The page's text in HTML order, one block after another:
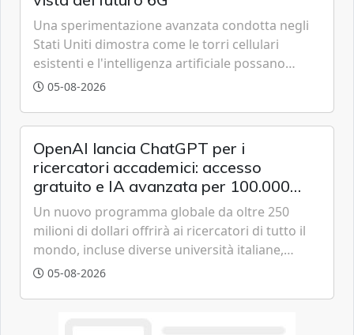
Una sperimentazione avanzata condotta negli
Stati Uniti dimostra come le torri cellulari
esistenti e l'intelligenza artificiale possano
tracciare velivoli a bassa quota in tempo reale,
05-08-2026
OpenAI lancia ChatGPT per i
ricercatori accademici: accesso
gratuito e IA avanzata per 100.000
scienziati
Un nuovo programma globale da oltre 250
milioni di dollari offrirà ai ricercatori di tutto il
mondo, incluse diverse università italiane,
strumenti avanzati basati sulla famiglia di
05-08-2026